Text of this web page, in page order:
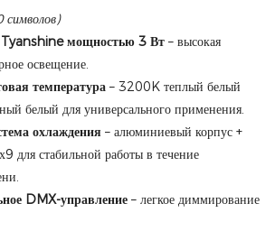
символов)
Tyanshine мощностью 3 Вт– высокая
освещение.
температура– ​​3200K теплый белый
белый для универсального применения.
охлаждения – алюминиевый корпус +
для стабильной работы в течение
DMX-управление– легкое диммирование